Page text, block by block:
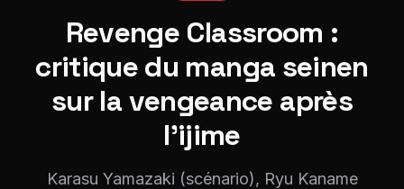
Revenge Classroom :
critique du manga seinen
sur la vengeance après
l’ijime
Karasu Yamazaki (scénario), Ryu Kaname